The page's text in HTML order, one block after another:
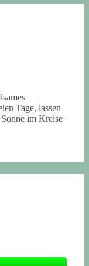
Tage, lassen
im Kreise